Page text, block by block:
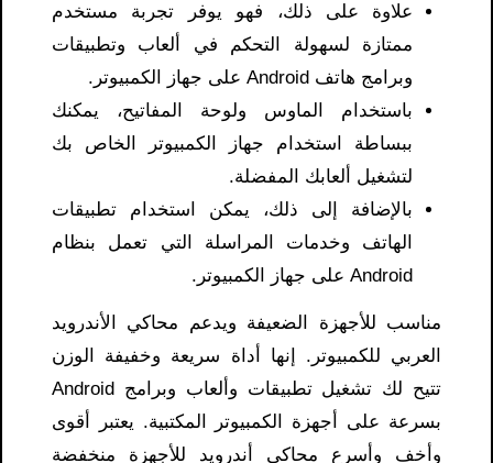
علاوة على ذلك، فهو يوفر تجربة مستخدم
ممتازة لسهولة التحكم في ألعاب وتطبيقات
وبرامج هاتف Android على جهاز الكمبيوتر.
باستخدام الماوس ولوحة المفاتيح، يمكنك
ببساطة استخدام جهاز الكمبيوتر الخاص بك
لتشغيل ألعابك المفضلة.
بالإضافة إلى ذلك، يمكن استخدام تطبيقات
الهاتف وخدمات المراسلة التي تعمل بنظام
Android على جهاز الكمبيوتر.
مناسب للأجهزة الضعيفة ويدعم محاكي الأندرويد
العربي للكمبيوتر. إنها أداة سريعة وخفيفة الوزن
تتيح لك تشغيل تطبيقات وألعاب وبرامج Android
بسرعة على أجهزة الكمبيوتر المكتبية. يعتبر أقوى
وأخف وأسرع محاكي أندرويد للأجهزة منخفضة